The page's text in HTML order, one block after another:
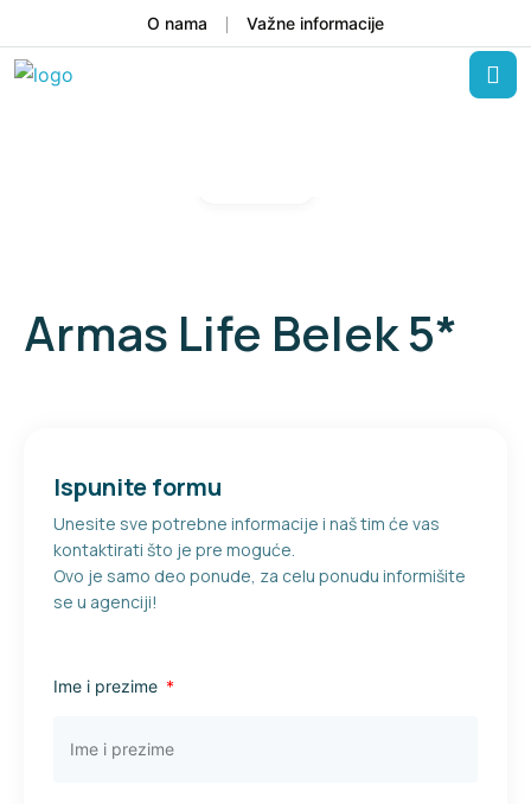
O nama Važne informacije
Armas Life Belek 5*
Ispunite formu
Unesite sve potrebne informacije i naš tim će vas
kontaktirati što je pre moguće.
Ovo je samo deo ponude, za celu ponudu informišite
se u agenciji!
Ime i prezime